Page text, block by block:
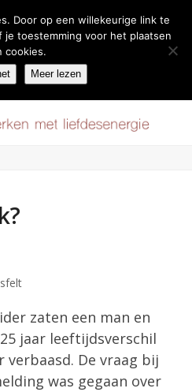
zaten een man en
jaar leeftijdsverschil
De vraag bij
was gegaan over
Door op een willekeurige link te
je toestemming voor het plaatsen
cookies.
Meer lezen